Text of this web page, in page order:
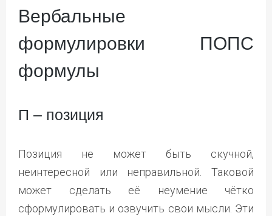
Вербальные
формулировки ПОПС
формулы
П – позиция
Позиция не может быть скучной,
неинтересной или неправильной. Таковой
может сделать её неумение чётко
сформулировать и озвучить свои мысли. Эти